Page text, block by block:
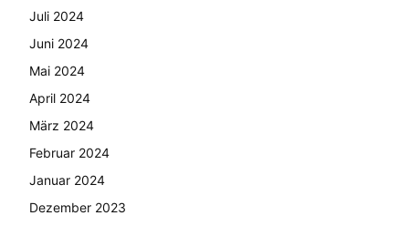
Juli 2024
Juni 2024
Mai 2024
April 2024
März 2024
Februar 2024
Januar 2024
Dezember 2023